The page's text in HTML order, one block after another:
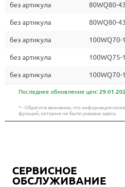
без артикула 80WQ80-
без артикула 80WQ80-
без артикула 100WQ70-
без артикула 100WQ75-
без артикула 100WQ70-
Последнее обновление цен:
* - Обратите внимание, что информация
функций, которые не были указаны здесь
СЕРВИСНОЕ
ОБСЛУЖИВАНИЕ